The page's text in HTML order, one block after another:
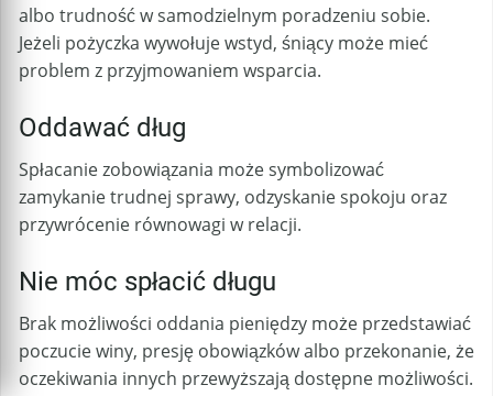
albo trudność w samodzielnym poradzeniu sobie.
Jeżeli pożyczka wywołuje wstyd, śniący może mieć
problem z przyjmowaniem wsparcia.
Oddawać dług
Spłacanie zobowiązania może symbolizować
zamykanie trudnej sprawy, odzyskanie spokoju oraz
przywrócenie równowagi w relacji.
Nie móc spłacić długu
Brak możliwości oddania pieniędzy może przedstawiać
poczucie winy, presję obowiązków albo przekonanie, że
oczekiwania innych przewyższają dostępne możliwości.